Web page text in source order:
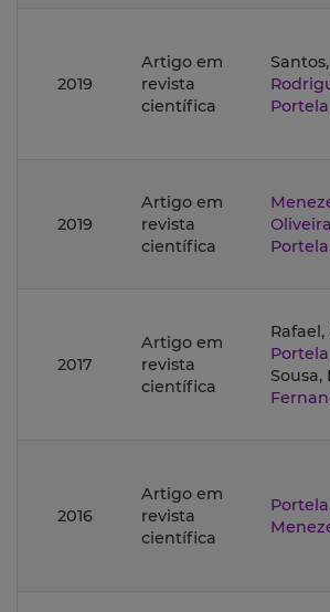
2019
Artigo em
revista
científica
2019
Artigo em
revista
científica
2017
Artigo em
revista
científica
Rafael,
Sousa,
2016
Artigo em
revista
científica